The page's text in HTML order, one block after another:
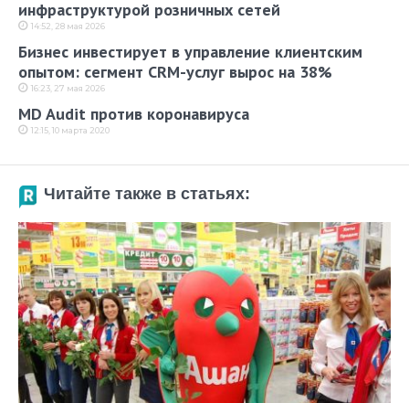
инфраструктурой розничных сетей
14:52, 28 мая 2026
Бизнес инвестирует в управление клиентским
опытом: сегмент CRM-услуг вырос на 38%
16:23, 27 мая 2026
MD Audit против коронавируса
12:15, 10 марта 2020
Читайте также в статьях: